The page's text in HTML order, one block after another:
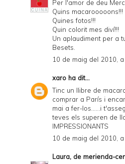
Per l'amor de deu
Quins macarooooons!!!
Quines fotos!!!
Quin colorit mes diví!!!
Un aplaudiment per a
Besets.
10 de maig del 2010,
xaro ha dit...
Tinc un llibre de
comprar a París i
mai a fer-los......i
teves els superen de
IMPRESSIONANTS
10 de maig del 2010,
Laura, de merienda-